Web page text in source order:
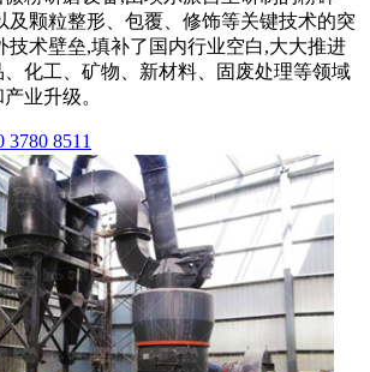
及颗粒整形、包覆、修饰等关键技术的突
技术壁垒,填补了国内行业空白,大大推进
化工、矿物、新材料、固废处理等领域
业升级。
8511